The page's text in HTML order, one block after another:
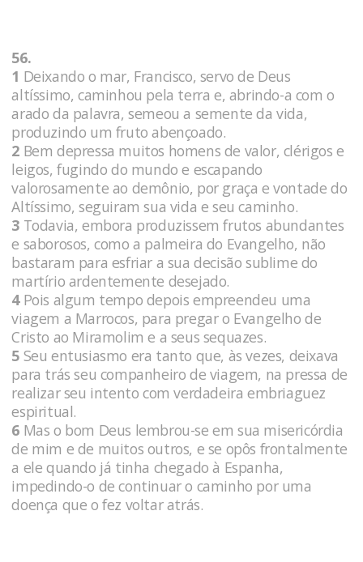
56.
1 Deixando o mar, Francisco, servo de Deus
altíssimo, caminhou pela terra e, abrindo-a com o
arado da palavra, semeou a semente da vida,
produzindo um fruto abençoado.
2 Bem depressa muitos homens de valor, clérigos e
leigos, fugindo do mundo e escapando
valorosamente ao demônio, por graça e vontade do
Altíssimo, seguiram sua vida e seu caminho.
3 Todavia, embora produzissem frutos abundantes
e saborosos, como a palmeira do Evangelho, não
bastaram para esfriar a sua decisão sublime do
martírio ardentemente desejado.
4Pois algum tempo depois empreendeu uma
viagem a Marrocos, para pregar o Evangelho de
Cristo ao Miramolim e a seus sequazes.
5 Seu entusiasmo era tanto que, às vezes, deixava
para trás seu companheiro de viagem, na pressa de
realizar seu intento com verdadeira embriaguez
espiritual.
6 Mas o bom Deus lembrou-se em sua misericórdia
de mim e de muitos outros, e se opôs frontalmente
a ele quando já tinha chegado à Espanha,
impedindo-o de continuar o caminho por uma
doença que o fez voltar atrás.